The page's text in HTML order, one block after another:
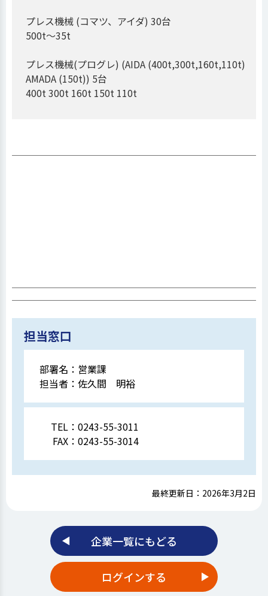
プレス機械 (コマツ、アイダ) 30台
500t～35t
プレス機械(プログレ) (AIDA (400t,300t,160t,110t)
AMADA (150t)) 5台
400t 300t 160t 150t 110t
担当窓口
部署名： 営業課
担当者： 佐久間 明裕
TEL： 0243-55-3011
FAX： 0243-55-3014
最終更新日：2026年3月2日
企業一覧にもどる
ログインする